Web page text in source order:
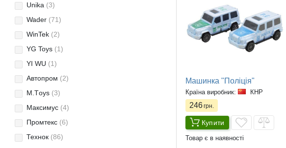
Машинка "Поліція"
Країна виробник: КНР
246грн.
Купити
Товар є в наявності
Unika (3)
Wader (71)
WinTek (2)
YG Toys (1)
YI WU (1)
Автопром (2)
М.Тoys (3)
Максимус (4)
Промтекс (6)
Технок (86)